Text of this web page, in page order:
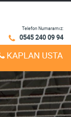
Telefon Numaramız:
0545 240 09 94
KAPLAN USTA